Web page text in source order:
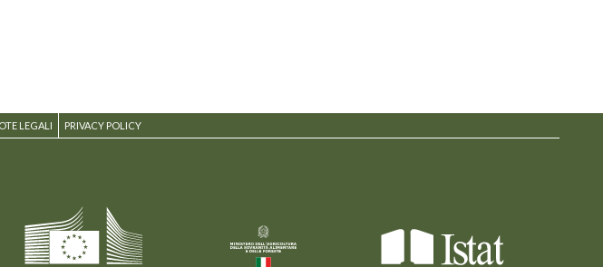
LEGALI PRIVACY POLICY